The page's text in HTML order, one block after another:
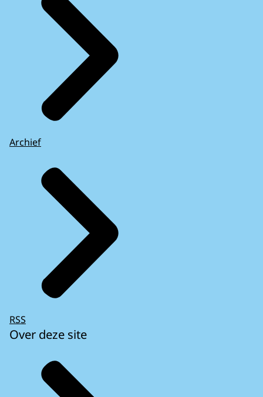
Archief
RSS
Over deze site